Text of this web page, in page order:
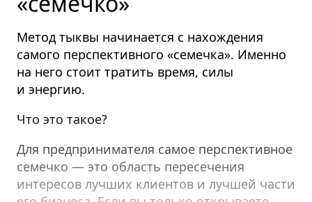
Метод тыквы начинается с нахождения
самого перспективного «семечка». Именно
на него стоит тратить время, силы
и энергию.
Что это такое?
Для предпринимателя самое перспективное
семечко — это область пересечения
интересов лучших клиентов и лучшей части